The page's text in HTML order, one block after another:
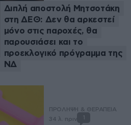
Διπλή αποστολή Μητσοτάκη
στη ΔΕΘ: Δεν θα αρκεστεί
μόνο στις παροχές, θα
παρουσιάσει και το
προεκλογικό πρόγραμμα της
ΝΔ
ΠΡΟΛΗΨΗ & ΘΕΡΑΠΕΙΑ
34 λ. πριν
1